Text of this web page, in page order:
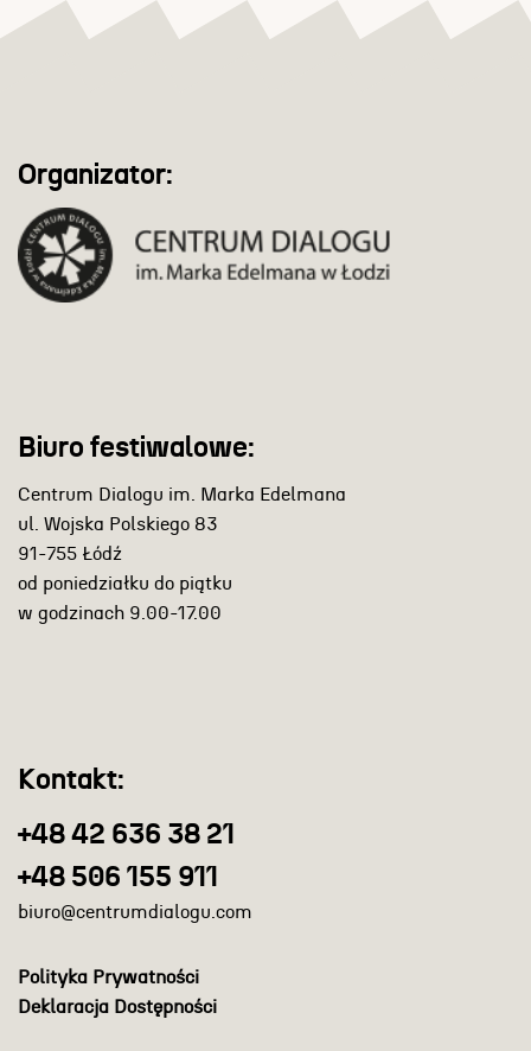
Organizator:
Biuro festiwalowe:
Centrum Dialogu im. Marka Edelmana
ul. Wojska Polskiego 83
91-755 Łódź
od poniedziałku do piątku
w godzinach 9.00-17.00
Kontakt:
+48 42 636 38 21
+48 506 155 911
biuro@centrumdialogu.com
Polityka Prywatności
Deklaracja Dostępności